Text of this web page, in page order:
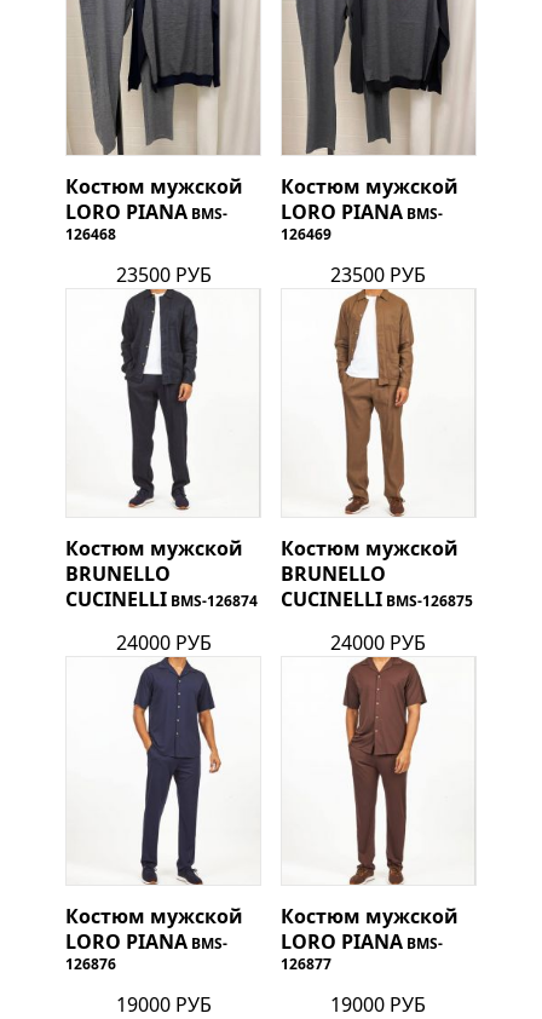
Костюм мужской
LORO PIANA BMS-
126468
23500 РУБ
Костюм мужской
LORO PIANA BMS-
126469
23500 РУБ
Костюм мужской
BRUNELLO
CUCINELLI BMS-126874
24000 РУБ
Костюм мужской
BRUNELLO
CUCINELLI BMS-126875
24000 РУБ
Костюм мужской
LORO PIANA BMS-
126876
19000 РУБ
Костюм мужской
LORO PIANA BMS-
126877
19000 РУБ